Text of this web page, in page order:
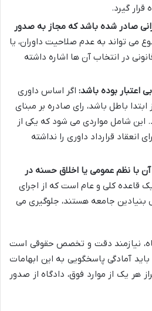
گیرد.
صادر شده باشد که مجاز به صدور
می تواند به عدم صلاحیت داوران، یا
در انتخاب آن ها اشاره داشته
اعتبار بوده باشد: اگر اساس داوری
ابتدا باطل باشد، رای صادره بر مبنای
این شامل مواردی می شود که یکی از
انعقاد قرارداد داوری را نداشته
با نظم عمومی یا اخلاق حسنه در
قاعده کلی و عام است که از اجرای
بنیادین جامعه هستند، جلوگیری می
نیازمند دقت و تخصص حقوقی است
آمادگی پاسخگویی به این ابهامات
هر یک از موارد فوق، دادگاه از صدور